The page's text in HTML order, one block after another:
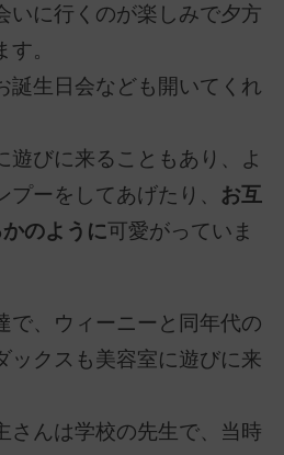
いに行くのが楽しみで夕方
。
誕生日会なども開いてくれ
遊びに来ることもあり、よ
プーをしてあげたり、 お互
のように可愛がっていま
で、ウィーニーと同年代の
ックスも美容室に遊びに来
さんは学校の先生で、当時